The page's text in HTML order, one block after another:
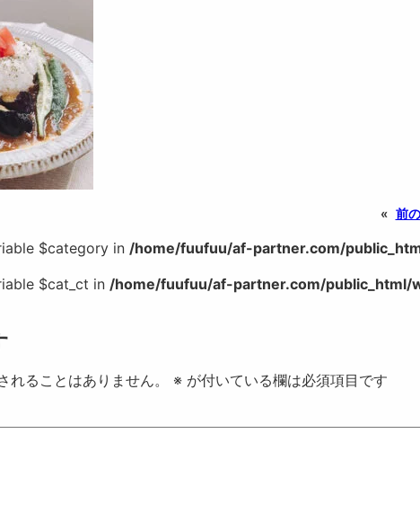
« 前
$category in /home/fuufuu/af-partner.com/
$cat_ct in /home/fuufuu/af-partner.com/
れることはありません。 ※ が付いている欄は必須項目です